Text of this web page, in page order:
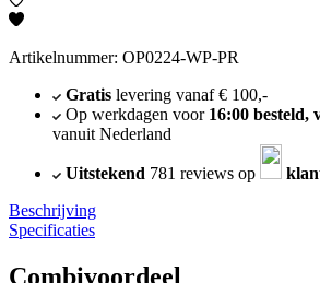
Artikelnummer: OP0224-WP-PR
Gratislevering vanaf € 100,-
Op werkdagen voor 16:00 besteld,
vanuit Nederland
Uitstekend 781 reviews op
Beschrijving
Specificaties
Combivoordeel